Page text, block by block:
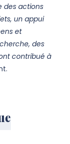
des actions
un appui
et
des
contribué à